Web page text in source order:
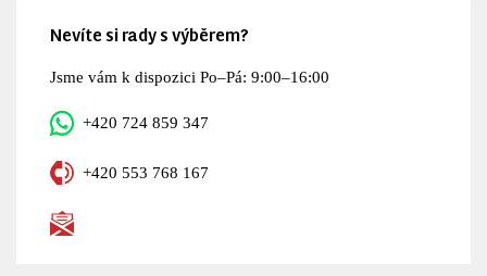
Nevíte si rady s výběrem?
Jsme vám k dispozici Po–Pá: 9:00–16:00
+420 724 859 347
+420 553 768 167